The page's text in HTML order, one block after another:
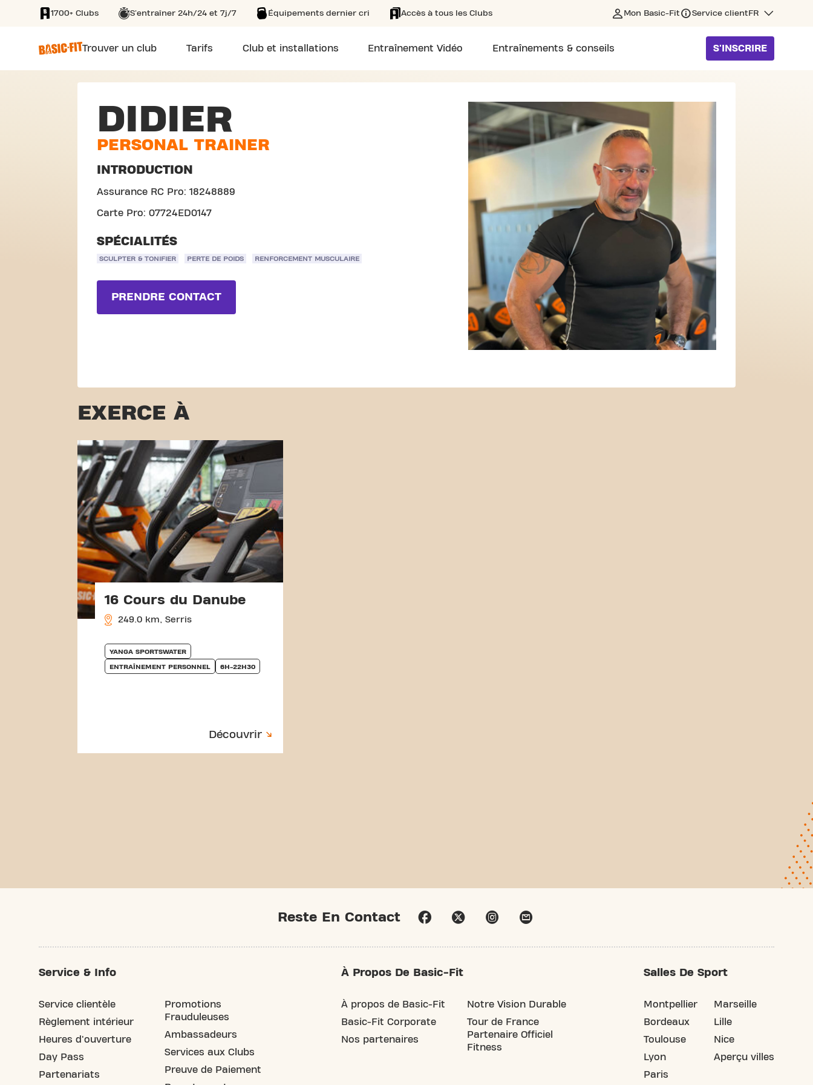
SKIP TO MAIN CONTENT
1700+ Clubs S'entraîner 24h/24 et 7j/7 Équipements dernier cri Accès à tous les Clubs Mon Basic-Fit Service client FR
Trouver un club Tarifs Club et installations Entraînement Vidéo Entraînements & conseils S'INSCRIRE
DIDIER
PERSONAL TRAINER
INTRODUCTION
Assurance RC Pro: 18248889
Carte Pro: 07724ED0147
SPÉCIALITÉS
SCULPTER & TONIFIER PERTE DE POIDS RENFORCEMENT MUSCULAIRE
PRENDRE CONTACT
EXERCE À
16 Cours du Danube
249.0 km, Serris
YANGA SPORTSWATER
ENTRAÎNEMENT PERSONNEL 6H-22H30
Découvrir
Reste En Contact
Service & Info
Service clientèle
Règlement intérieur
Heures d'ouverture
Day Pass
Partenariats
Promotions
Frauduleuses
Ambassadeurs
Services aux Clubs
Preuve de Paiement
À Propos De Basic-Fit
À propos de Basic-Fit
Basic-Fit Corporate
Nos partenaires
Notre Vision Durable
Tour de France
Partenaire Officiel
Fitness
Salles De Sport
Montpellier
Bordeaux
Toulouse
Lyon
Paris
Marseille
Lille
Nice
Aperçu villes